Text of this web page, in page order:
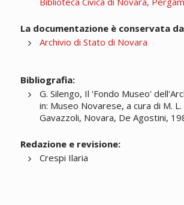
La documentazione è conservata
Archivio di Stato di Novara
Bibliografia:
G. Silengo, Il 'Fondo Museo'
in: Museo Novarese, a cura di M.
Gavazzoli, Novara, De Agostini,
Redazione e revisione:
Crespi Ilaria